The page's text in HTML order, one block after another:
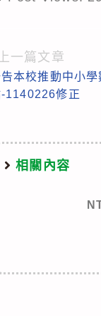
上一篇文章
本校推動中小
1140226修正
相關內容